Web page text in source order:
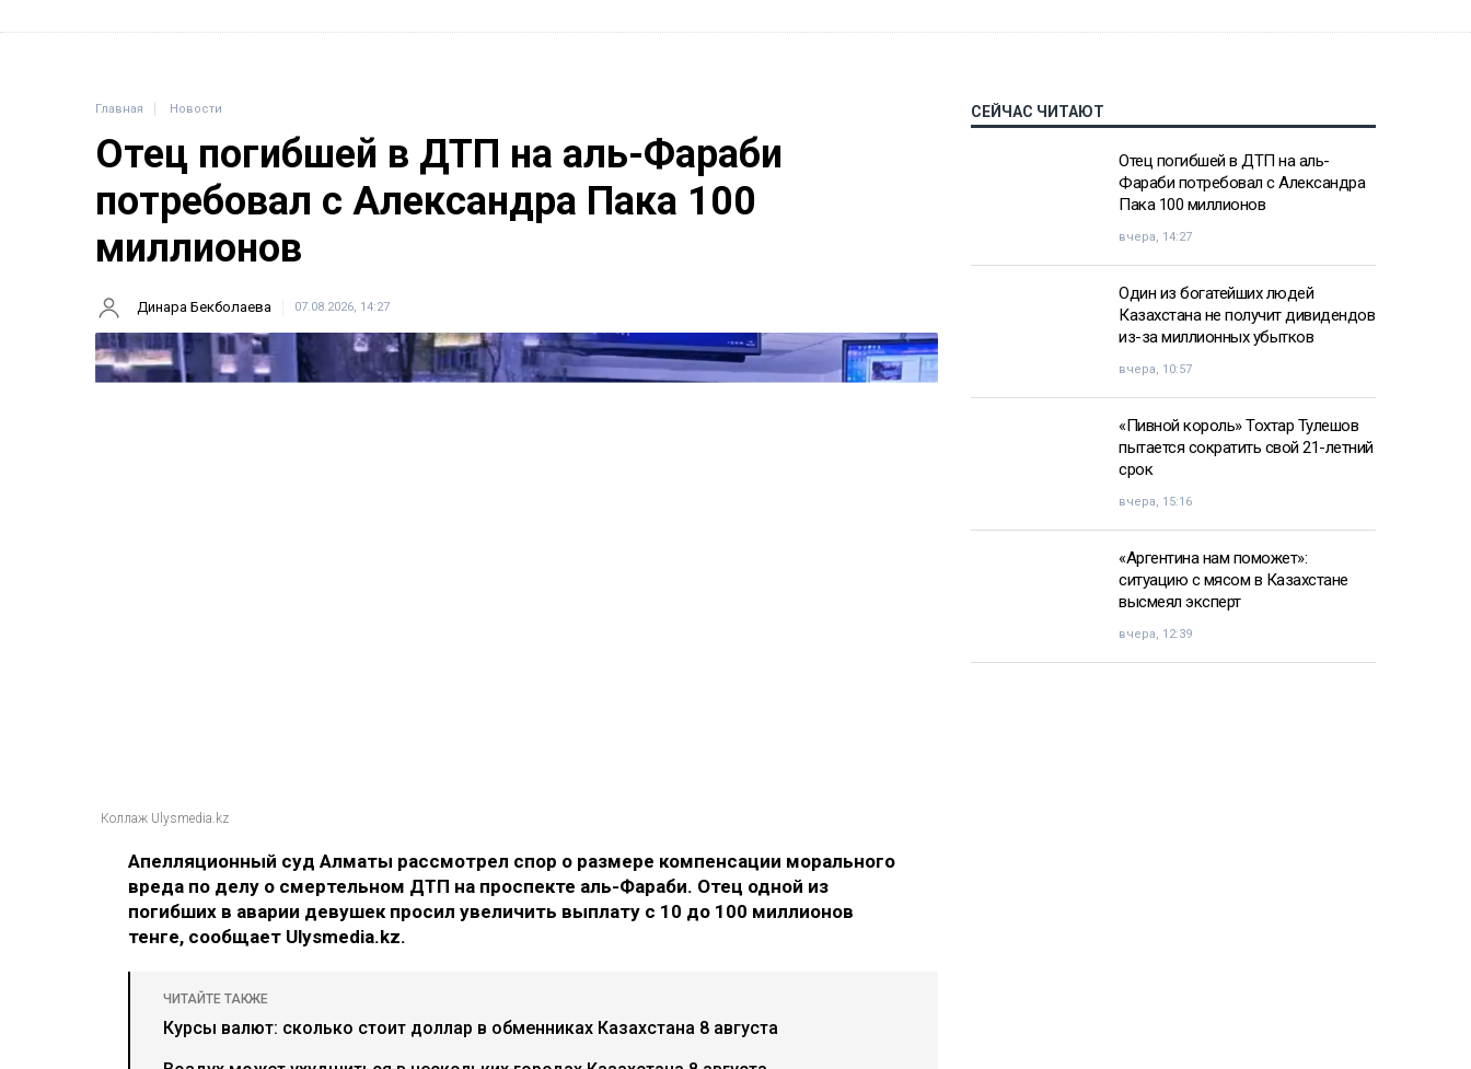
Главная Новости
Отец погибшей в ДТП на аль-Фараби
потребовал с Александра Пака 100
миллионов
Динара Бекболаева 07.08.2026, 14:27
Коллаж Ulysmedia.kz
Апелляционный суд Алматы рассмотрел спор о размере компенсации морального
вреда по делу о смертельном ДТП на проспекте аль-Фараби. Отец одной из
погибших в аварии девушек просил увеличить выплату с 10 до 100 миллионов
тенге, сообщает Ulysmedia.kz.
ЧИТАЙТЕ ТАКЖЕ
Курсы валют: сколько стоит доллар в обменниках Казахстана 8 августа
СЕЙЧАС ЧИТАЮТ
Отец погибшей в ДТП на аль-
Фараби потребовал с Александра
Пака 100 миллионов
вчера, 14:27
Один из богатейших людей
Казахстана не получит дивидендов
из-за миллионных убытков
вчера, 10:57
«Пивной король» Тохтар Тулешов
пытается сократить свой 21-летний
срок
вчера, 15:16
«Аргентина нам поможет»:
ситуацию с мясом в Казахстане
высмеял эксперт
вчера, 12:39